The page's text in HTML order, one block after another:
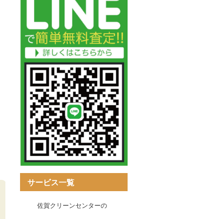
サービス一覧
佐賀クリーンセンターの